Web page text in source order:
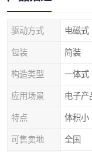
驱动方式 电磁式
包装 简装
构造类型 一体式
应用场景 电子产
特点 体积小
可售卖地 全国